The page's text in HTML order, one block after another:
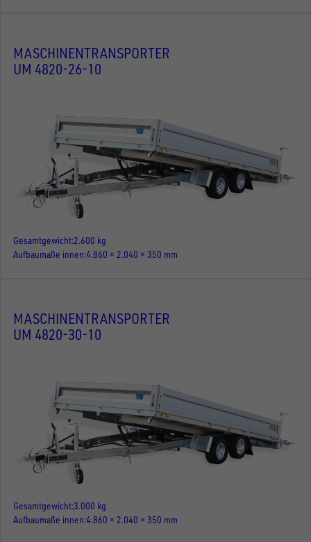
MASCHINENTRANSPORTER
UM 4820-26-10
Gesamtgewicht 2.600 kg
Aufbaumaße innen 4.860 × 2.040 × 350 mm
MASCHINENTRANSPORTER
UM 4820-30-10
Gesamtgewicht3.000 kg
Aufbaumaße innen 4.860 × 2.040 × 350 mm